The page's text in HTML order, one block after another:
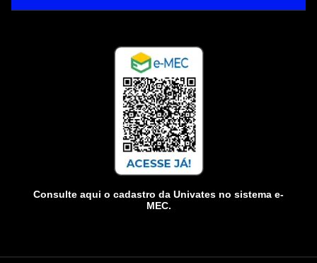
Consulte aqui o cadastro da Univates no sistema e-
MEC.